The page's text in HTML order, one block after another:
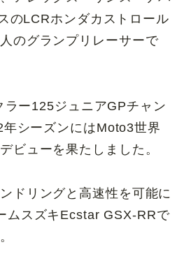
のLCRホンダカストロール
のグランプリレーサーで
ー125ジュニアGPチャン
シーズンにはMoto3世界
ビューを果たしました。
ドリングと高速性を可能に
ムスズキEcstar GSX-RRで